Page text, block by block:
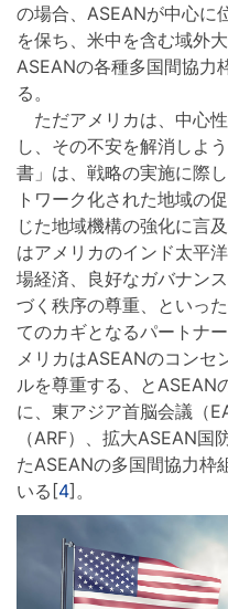
の場合、ASEANが中心に
を保ち、米中を含む域外
ASEANの各種多国間協力
る。
ただアメリカは、中心
し、その不安を解消しよ
書」は、戦略の実施に際
トワーク化された地域の
じた地域機構の強化に言
はアメリカのインド太平
場経済、良好なガバナン
づく秩序の尊重、といっ
てのカギとなるパートナ
メリカはASEANのコンセ
ルを尊重する、とASEAN
に、東アジア首脳会議（
（ARF）、拡大ASEAN
たASEANの多国間協力枠
いる[4]。